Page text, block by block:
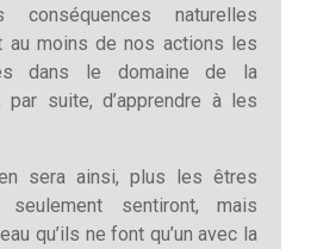
conséquences naturelles
au moins de nos actions les
dans le domaine de la
par suite, d’apprendre à les
sera ainsi, plus les êtres
seulement sentiront, mais
qu’ils ne font qu’un avec la